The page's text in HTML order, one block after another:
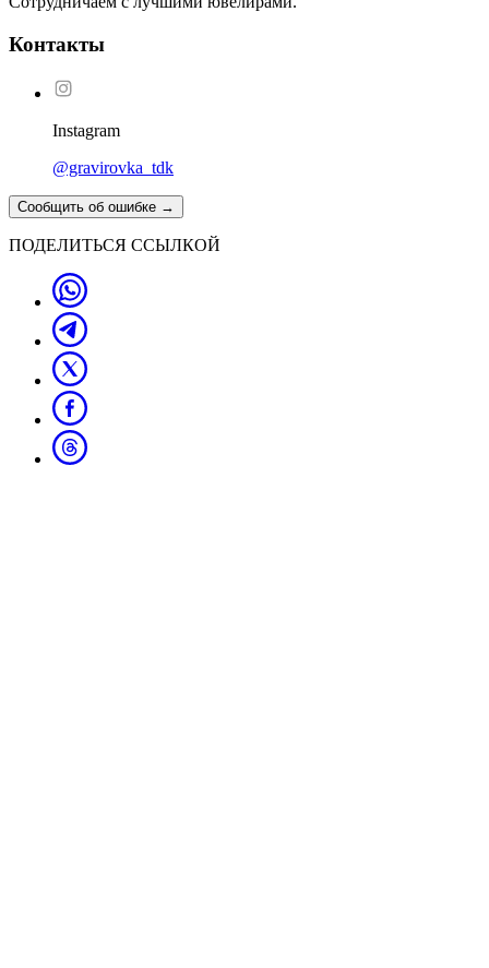
Контакты
Instagram
@gravirovka_tdk
Сообщить об ошибке →
ПОДЕЛИТЬСЯ ССЫЛКОЙ